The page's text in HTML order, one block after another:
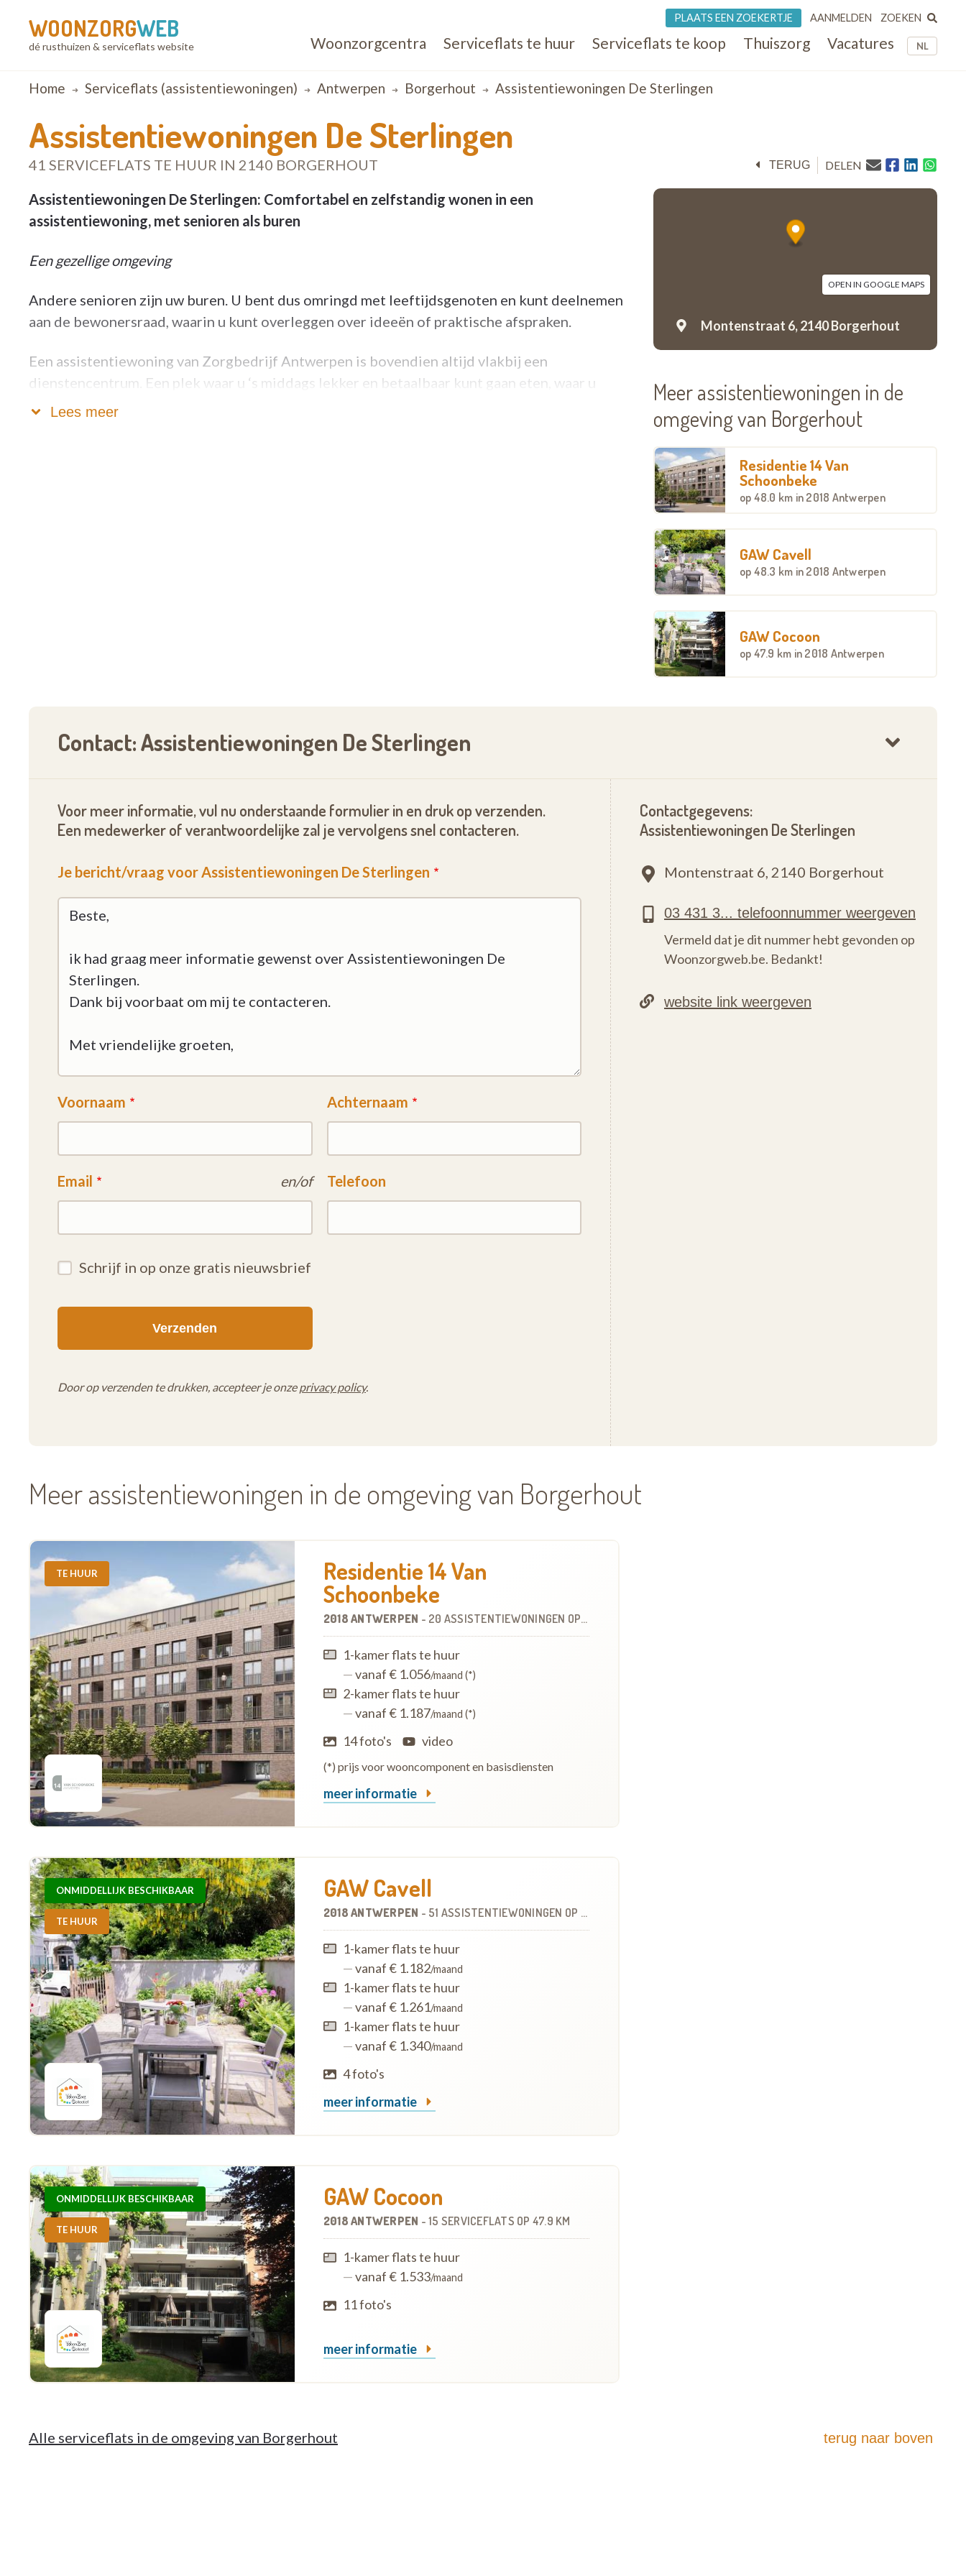
WOONZORGWEB
dé rusthuizen & serviceflats website NL
Woonzorgcentra Serviceflats te huur Serviceflats te koop Thuiszorg Vacatures
PLAATS EEN ZOEKERTJE AANMELDEN ZOEKEN
Breadcrumb
Home Serviceflats (assistentiewoningen) Antwerpen Borgerhout Assistentiewoningen De Sterlingen
Assistentiewoningen De Sterlingen
41 SERVICEFLATS TE HUUR IN 2140 BORGERHOUT TERUG DELEN
OPEN IN GOOGLE MAPS
Montenstraat 6,2140 Borgerhout
Assistentiewoningen De Sterlingen: Comfortabel en zelfstandig wonen in een
assistentiewoning, met senioren als buren
Een gezellige omgeving
Andere senioren zijn uw buren. U bent dus omringd met leeftijdsgenoten en kunt deelnemen
aan de bewonersraad, waarin u kunt overleggen over ideeën of praktische afspraken.
Een assistentiewoning van Zorgbedrijf Antwerpen is bovendien altijd vlakbij een
dienstencentrum. Een plek waar u ‘s middags lekker en betaalbaar kunt gaan eten, waar u
kunt deelnemen aan activiteiten, de computers kunt gebruiken ...
Lees meer
Meer assistentiewoningen in de
omgeving van Borgerhout
Residentie 14 Van
Schoonbeke
op 48.0 km in 2018 Antwerpen
GAW Cavell
op 48.3 km in 2018 Antwerpen
GAW Cocoon
op 47.9 km in 2018 Antwerpen
Contact: Assistentiewoningen De Sterlingen
Voor meer informatie, vul nu onderstaande formulier in en druk op verzenden.
Een medewerker of verantwoordelijke zal je vervolgens snel contacteren.
Je bericht/vraag voor Assistentiewoningen De Sterlingen
Voornaam Achternaam
Email en/of Telefoon
Schrijf in op onze gratis nieuwsbrief
Door op verzenden te drukken, accepteer je onzeprivacy policy.
Contactgegevens:
Assistentiewoningen De Sterlingen
Montenstraat 6, 2140 Borgerhout
Vermeld dat je dit nummer hebt gevonden op
Woonzorgweb.be. Bedankt!
Meer assistentiewoningen in de omgeving van Borgerhout
TE HUUR Residentie 14 Van
Schoonbeke
2018 ANTWERPEN - 20 ASSISTENTIEWONINGEN OP 48.0 KM
1-kamer flats te huur
—vanaf € 1.056/maand (*)
2-kamer flats te huur
—vanaf € 1.187/maand (*)
14 foto's video
(*) prijs voor wooncomponent en basisdiensten
meer informatie
ONMIDDELLIJK BESCHIKBAAR
TE HUUR
GAW Cavell
2018 ANTWERPEN - 51 ASSISTENTIEWONINGEN OP 48.3 KM
1-kamer flats te huur
—vanaf € 1.182/maand
1-kamer flats te huur
—vanaf € 1.261/maand
1-kamer flats te huur
—vanaf € 1.340/maand
4 foto's
meer informatie
ONMIDDELLIJK BESCHIKBAAR
TE HUUR
GAW Cocoon
2018 ANTWERPEN -15 SERVICEFLATS OP 47.9 KM
1-kamer flats te huur
—vanaf € 1.533/maand
11 foto's
meer informatie
Alle serviceflats in de omgeving van Borgerhout terug naar boven